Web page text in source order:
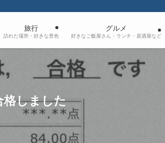
旅行
訪れた場所・好きな景色
グルメ
好きなご飯屋さん・ランチ・居酒屋など
格しました